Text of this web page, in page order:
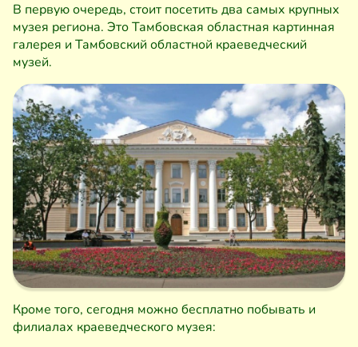
В первую очередь, стоит посетить два самых крупных
музея региона. Это Тамбовская областная картинная
галерея и Тамбовский областной краеведческий
музей.
Кроме того, сегодня можно бесплатно побывать и
филиалах краеведческого музея: